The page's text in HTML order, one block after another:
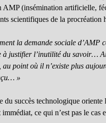
AMP (insémination artificielle,
scientifiques de la procréation
la demande sociale
à justifier l’inutilité du savoir…
au point où il n’existe plus
»
du succès technologique
ce qui n’est pas le cas